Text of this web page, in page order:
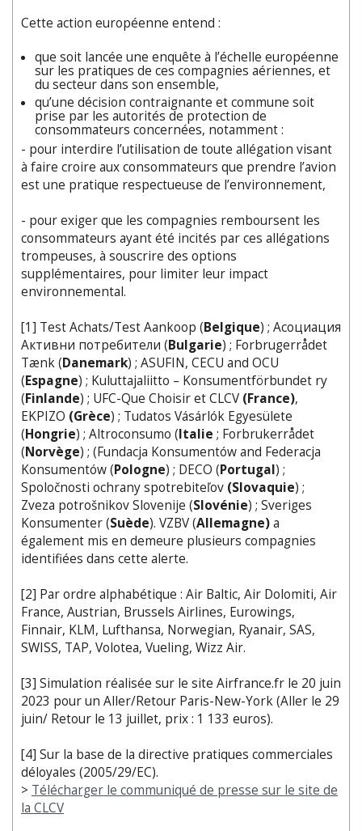
Cette action européenne entend :
que soit lancée une enquête à l’échelle européenne
sur les pratiques de ces compagnies aériennes, et
du secteur dans son ensemble,
qu’une décision contraignante et commune soit
prise par les autorités de protection de
consommateurs concernées, notamment :
- pour interdire l’utilisation de toute allégation visant
à faire croire aux consommateurs que prendre l’avion
est une pratique respectueuse de l’environnement,
- pour exiger que les compagnies remboursent les
consommateurs ayant été incités par ces allégations
trompeuses, à souscrire des options
supplémentaires, pour limiter leur impact
environnemental.
[1] Test Achats/Test Aankoop (Belgique) ; Асоциация
Активни потребители (Bulgarie) ; Forbrugerrådet
Tænk (Danemark) ; ASUFIN, CECU and OCU
(Espagne) ; Kuluttajaliitto – Konsumentförbundet ry
(Finlande) ; UFC-Que Choisir et CLCV (France),
EKPIZO (Grèce) ; Tudatos Vásárlók Egyesülete
(Hongrie) ; Altroconsumo (Italie ; Forbrukerrådet
(Norvège) ; (Fundacja Konsumentów and Federacja
Konsumentów (Pologne) ; DECO (Portugal) ;
Spoločnosti ochrany spotrebiteľov (Slovaquie) ;
Zveza potrošnikov Slovenije (Slovénie) ; Sveriges
Konsumenter (Suède). VZBV (Allemagne)a
également mis en demeure plusieurs compagnies
identifiées dans cette alerte.
[2] Par ordre alphabétique : Air Baltic, Air Dolomiti, Air
France, Austrian, Brussels Airlines, Eurowings,
Finnair, KLM, Lufthansa, Norwegian, Ryanair, SAS,
SWISS, TAP, Volotea, Vueling, Wizz Air.
[3] Simulation réalisée sur le site Airfrance.fr le 20 juin
2023 pour un Aller/Retour Paris-New-York (Aller le 29
juin/ Retour le 13 juillet, prix : 1 133 euros).
[4] Sur la base de la directive pratiques commerciales
déloyales (2005/29/EC).
> Télécharger le communiqué de presse sur le site de
la CLCV